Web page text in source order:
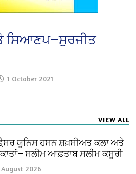
ਸਿਆਣਪ—ਸੁਰਜੀਤ
1 October 2021
VIEW ALL
ਯੂਨਿਸ ਹਸਨ ਸ਼ਖ਼ਸੀਅਤ ਕਲਾ ਅਤੇ
ਸਲੀਮ ਆਫ਼ਤਾਬ ਸਲੀਮ ਕਸੂਰੀ
August 2026